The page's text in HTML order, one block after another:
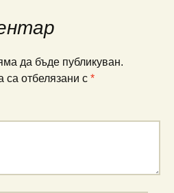
да бъде публикуван.
са отбелязани с *